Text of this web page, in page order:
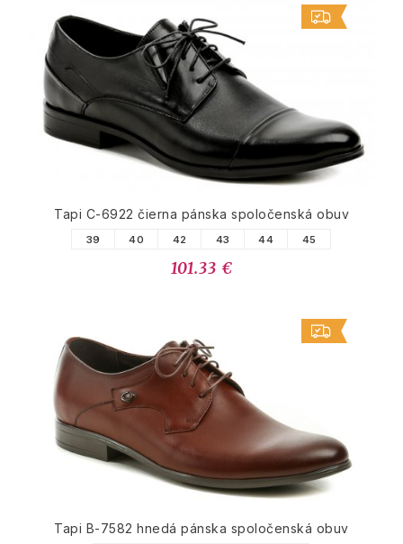
Tapi C-6922 čierna pánska spoločenská obuv
39 40 42 43 44 45
101.33 €
Tapi B-7582 hnedá pánska spoločenská obuv